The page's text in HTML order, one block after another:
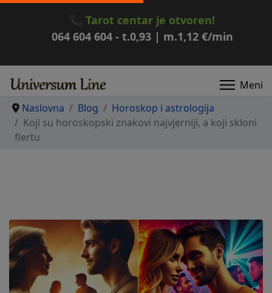
📞 Tarot centar je otvoren!
064 604 604- t.0,93| m.1,12€/min
Naslovna Blog
Horoskop i astrologija
Koji su horoskopski znakovi najvjerniji, a koji skloni
flertu